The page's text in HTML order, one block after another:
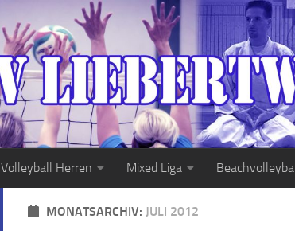
Volleyball Herren Mixed Liga Beachvolleyball
MONATSARCHIV: JULI 2012